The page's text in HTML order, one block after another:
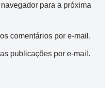
para a próxima
comentários por e-mail.
publicações por e-mail.